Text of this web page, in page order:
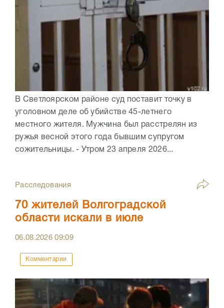
В Светлоярском районе суд поставит точку в
уголовном деле об убийстве 45-летнего
местного жителя. Мужчина был расстрелян из
ружья весной этого года бывшим супругом
сожительницы. - Утром 23 апреля 2026...
Расследования
70 жителей Волгоградской
области искали в июле
06.08.202609:09
Комментарии